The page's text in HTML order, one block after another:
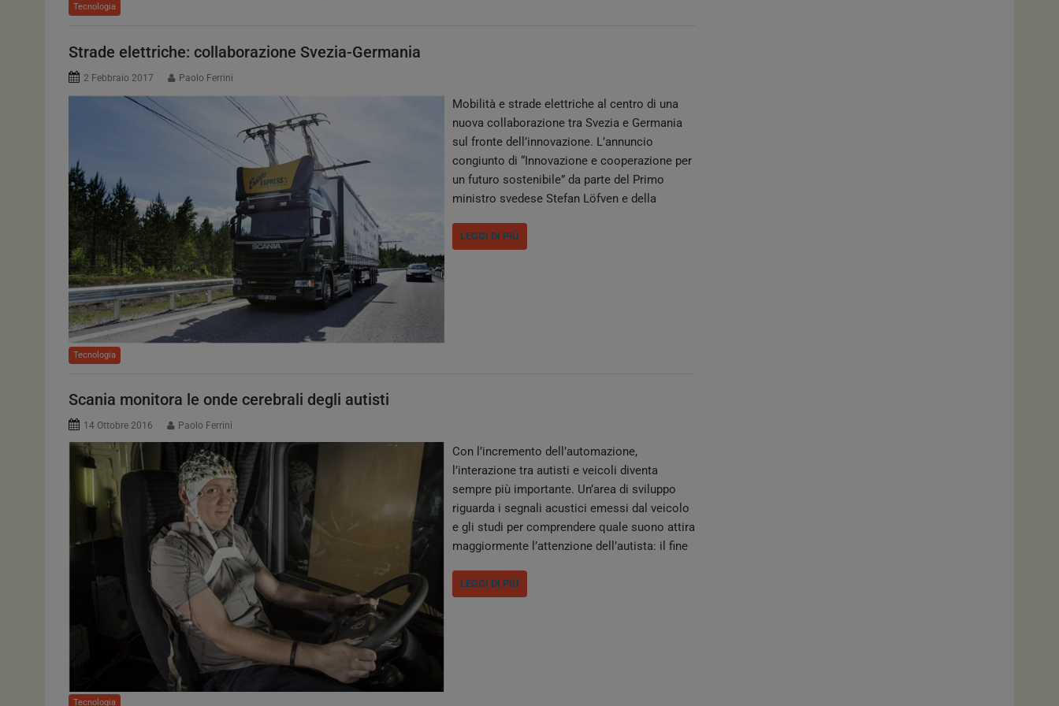
Tecnologia
Strade elettriche: collaborazione Svezia-Germania
2 Febbraio 2017 Paolo Ferrini
Mobilità e strade elettriche al centro di una
nuova collaborazione tra Svezia e Germania
sul fronte dell’innovazione. L’annuncio
congiunto di “Innovazione e cooperazione per
un futuro sostenibile” da parte del Primo
ministro svedese Stefan Löfven e della
competitività dei due Paesi in ambito
LEGGI DI PIÙ
Tecnologia
Scania monitora le onde cerebrali degli autisti
14 Ottobre 2016 Paolo Ferrini
Con l’incremento dell’automazione,
l’interazione tra autisti e veicoli diventa
sempre più importante. Un’area di sviluppo
riguarda i segnali acustici emessi dal veicolo
e gli studi per comprendere quale suono attira
maggiormente l’attenzione dell’autista: il fine
immediatamente comprensibili che
LEGGI DI PIÙ
Tecnologia